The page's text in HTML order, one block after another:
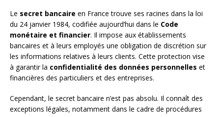
Le secret bancaire en France trouve ses racines dans la loi
du 24 janvier 1984, codifiée aujourd’hui dans le Code
monétaire et financier. Il impose aux établissements
bancaires et à leurs employés une obligation de discrétion sur
les informations relatives à leurs clients. Cette protection vise
à garantir la confidentialité des données personnelles et
financières des particuliers et des entreprises.
Cependant, le secret bancaire n’est pas absolu. Il connaît des
exceptions légales, notamment dans le cadre de procédures